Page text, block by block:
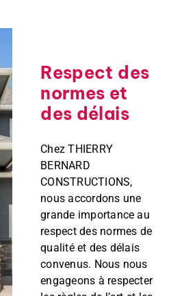
Respect des
normes et
des délais
Chez THIERRY
BERNARD
CONSTRUCTIONS,
nous accordons une
grande importance au
respect des normes de
qualité et des délais
convenus. Nous nous
engageons à respecter